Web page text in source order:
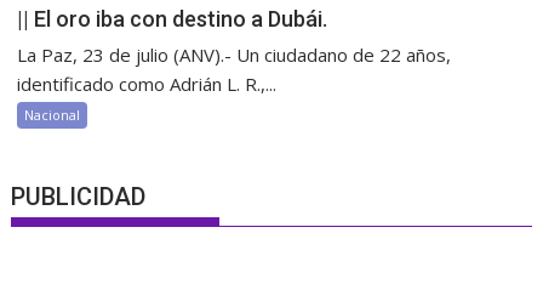
|| El oro iba con destino a Dubái.
La Paz, 23 de julio (ANV).- Un ciudadano de 22 años,
identificado como Adrián L. R.,...
Nacional
PUBLICIDAD